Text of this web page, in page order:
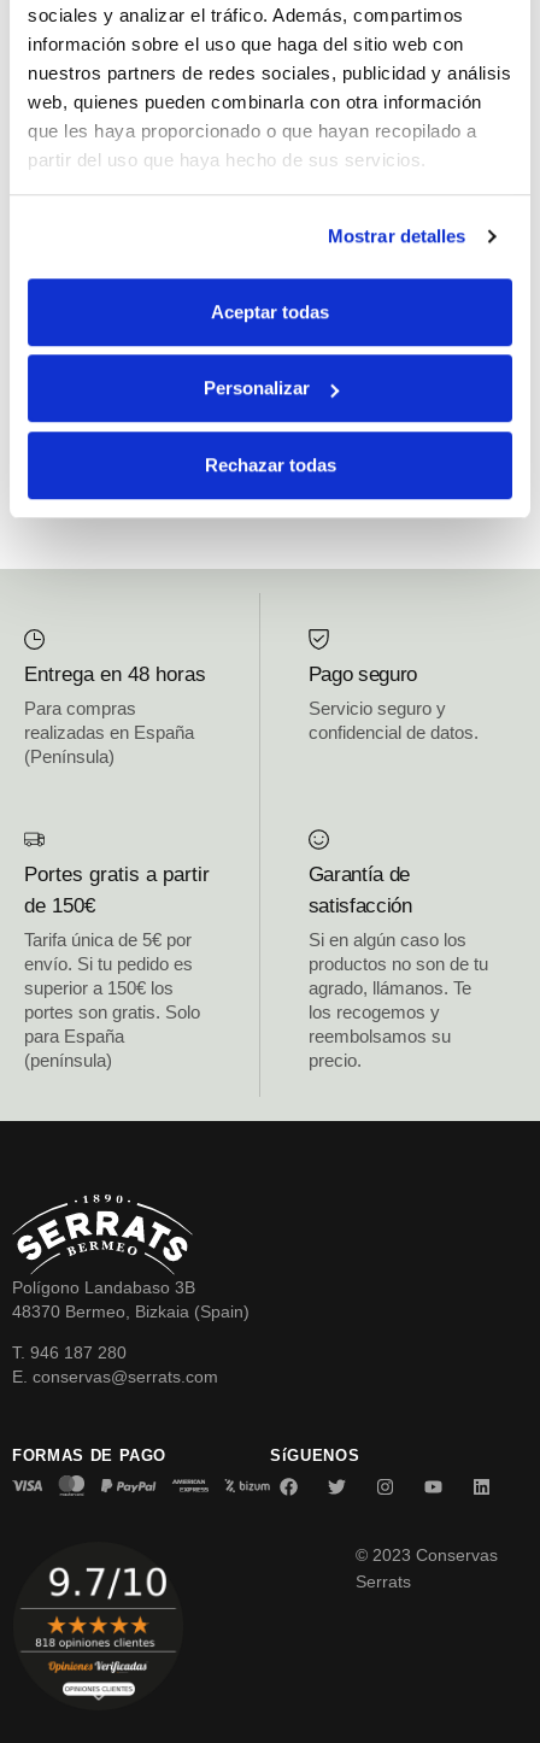
sociales y analizar el tráfico. Además, compartimos
información sobre el uso que haga del sitio web con
nuestros partners de redes sociales, publicidad y análisis
web, quienes pueden combinarla con otra información
que les haya proporcionado o que hayan recopilado a
partir del uso que haya hecho de sus servicios.
Mostrar detalles
Aceptar todas
Personalizar
Rechazar todas
Apúntatea nuestra newsletter para recibir nuestras ofertas
disfruta de
un 10% de descuento en tu primera compra.
Si, he leído y acepto la política de protección de datos.
fines comerciales, legitimación: consentimiento, destinatarios: proveedor de
mensajería online, derechos: Acceder, rectificar y suprimir los datos, así como
otros derechos, como se explica en la información adicional.
Entrega en 48 horas
Para compras
realizadas en España
(Península)
Pago seguro
Servicio seguro y
confidencial de datos.
Portes gratis a partir
de 150€
Tarifa única de 5€ por
envío. Si tu pedido es
superior a 150€ los
portes son gratis. Solo
para España
(península)
Garantía de
satisfacción
Si en algún caso los
productos no son de tu
agrado, llámanos. Te
los recogemos y
reembolsamos su
precio.
Polígono Landabaso 3B
48370 Bermeo, Bizkaia (Spain)
T. 946 187 280
E. conservas@serrats.com
FORMAS DE PAGO SíGUENOS
© 2023 Conservas
Serrats